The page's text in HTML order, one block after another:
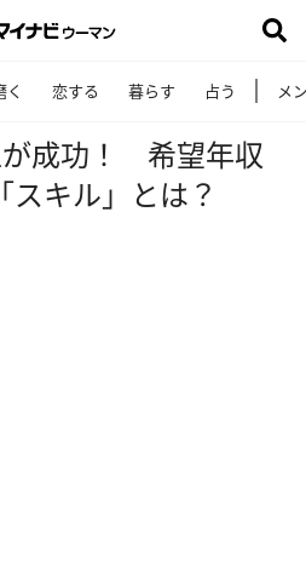
く 恋する 暮らす 占う メ
成功！ 希望年収
キル」とは？